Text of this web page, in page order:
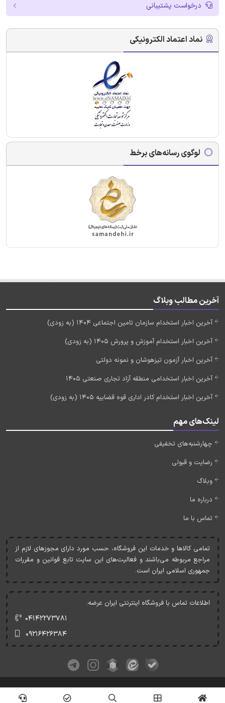
درخواست پشتیبانی
نماد اعتماد الکترونیکی
لوگوی رسانه‌های برخط
آخرین مطالب وبلاگ
آخرین اخبار استخدام سازمان تامین اجتماعی 1404 (به زودی)
آخرین اخبار استخدام آموزش و پرورش 1405 (به زودی)
آخرین اخبار آزمون تیزهوشان و نمونه دولتی
آخرین اخبار استخدامی منطقه آزاد تجاری صنعتی 1405
آخرین اخبار استخدام کادر اداری قوه قضاییه 1405 (به زودی)
لینک‌های مهم
چهارشنبه‌های تخفیفی
رضایت و قبولی
وبلاگ
درباره ما
تماس با ما
تمامی کالاها و خدمات اين فروشگاه، حسب مورد دارای مجوزهای لازم از
مراجع مربوطه می‌باشند و فعاليت‌های اين سايت تابع قوانين و مقررات
جمهوری اسلامی ايران است.
اطلاعات تماس با فروشگاه اینترنتی ایران عرضه:
۰۴۱۴۲۲۷۳۷۸۱
۰۹۲۱۶۴۲۶۳۸۴
کلیه حقوق این وبسایت متعلق به ایران عرضه می‌باشد.